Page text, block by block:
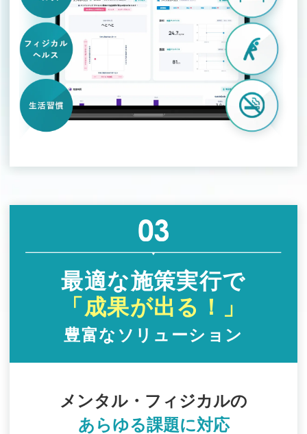
最適な施策実行で
「成果が出る！」
豊富なソリューション
メンタル・フィジカルの
あらゆる課題に対応